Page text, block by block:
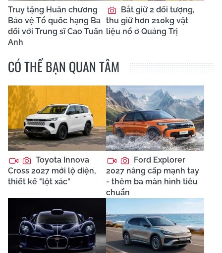
Truy tặng Huân chương
Bảo vệ Tổ quốc hạng Ba
đối với Trung sĩ Cao Tuấn
Anh
Bắt giữ 2 đối tượng,
thu giữ hơn 210kg vật
liệu nổ ở Quảng Trị
CÓ THỂ BẠN QUAN TÂM
Toyota Innova
Cross 2027 mới lộ diện,
thiết kế "lột xác"
Ford Explorer
2027 nâng cấp mạnh tay
- thêm ba màn hình tiêu
chuẩn